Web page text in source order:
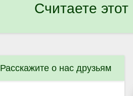
Считаете
Расскажите о нас друзьям